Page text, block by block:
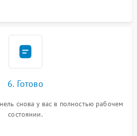
6. Готово
снова у вас в полностью рабочем
состоянии.